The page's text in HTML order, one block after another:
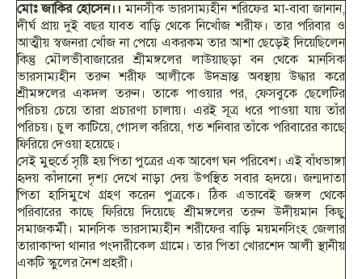
মোঃ জাকির হোসেন।। মানসীক ভারসাম্যহীন শরিফের মা-বাবা জানান,
দীর্ঘ প্রায় দুই বছর যাবত বাড়ি থেকে নিখোঁজ শরীফ। তার পরিবার ও
আত্মীয় স্বজনরা খোঁজ না পেয়ে একরকম তার আশা ছেড়েই দিয়েছিলেন
কিন্তু মৌলভীবাজারের শ্রীমঙ্গলের লাউয়াছড়া বন থেকে মানসিক
ভারসাম্যহীন তরুন শরীফ আলীকে উদভ্রান্ত অবস্থায় উদ্ধার করে
শ্রীমঙ্গলের একদল তরুন। তাকে পা‌ওয়ার পর, ফেসবুকে ছেলেটির
পরিচয় চেয়ে তারা প্রচারণা চালায়। এরই সূত্র ধরে পাওয়া যায় তাঁর
পরিচয়। চুল কাটিয়ে, গোসল করিয়ে, গত শনিবার তাঁকে পরিবারের কাছে
ফিরিয়ে দেওয়া হয়েছে।
সেই মুহুর্তে সৃষ্টি হয় পিতা পুত্রের এক আবেগ ঘন পরিবেশ। এই বাঁধভাঙ্গা
হৃদয় কাঁদানো দৃশ্য দেখে নাড়া দেয় উপস্থিত সবার হৃদয়ে। জন্মদাতা
পিতা হাসিমুখে গ্রহণ করেন পুত্রকে। ঠিক এভাবেই জঙ্গল থেকে
পরিবারের কাছে ফিরিয়ে দিয়েছে শ্রীমঙ্গলের তরুন উদীয়মান কিছু
সমাজকর্মী। মানসিক ভারসাম্যহীন শরীফের বাড়ি ময়মনসিংহ জেলার
তারাকান্দা থানার পংদারীকেল গ্রামে। তার পিতা খোরশেদ আলী স্থানীয়
একটি স্কুলের নৈশ প্রহরী।